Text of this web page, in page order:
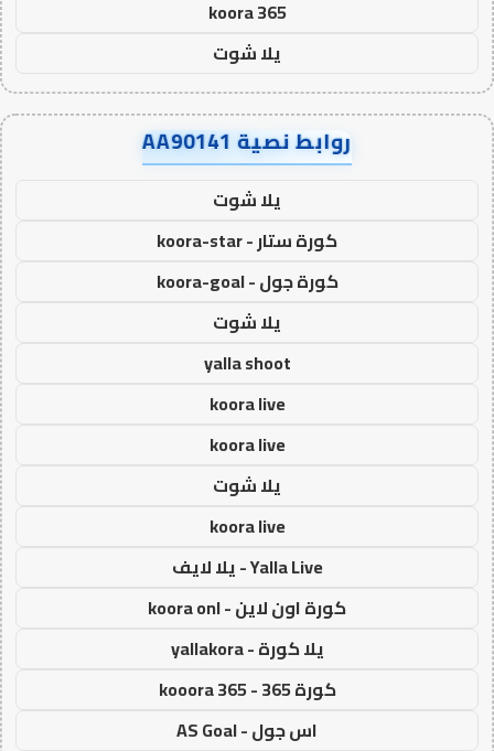
koora 365
يلا شوت
روابط نصية AA90141
يلا شوت
كورة ستار - koora-star
كورة جول - koora-goal
يلا شوت
yalla shoot
koora live
koora live
يلا شوت
koora live
Yalla Live - يلا لايف
كورة اون لاين - koora onl
يلا كورة - yallakora
كورة 365 - kooora 365
اس جول - AS Goal